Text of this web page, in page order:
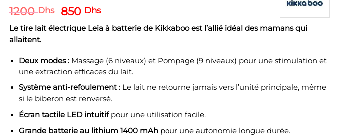
1200Dhs
Le
prix
initial
1200 Dhs.
850 DhsLe
prix
actuel
850 Dhs.
Le tire lait électrique Leia à batterie de Kikkaboo est l’allié idéal des mamans qui
allaitent.
Deux modes : Massage (6 niveaux) et Pompage (9 niveaux) pour une stimulation et
une extraction efficaces du lait.
Système anti-refoulement : Le lait ne retourne jamais vers l’unité principale, même
si le biberon est renversé.
Écran tactile LED intuitifpour une utilisation facile.
Grande batterie au lithium 1400 mAh pour une autonomie longue durée.